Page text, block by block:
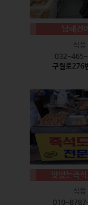
남해건
식품
032-
구월로276
맛있는즉
식품
010-